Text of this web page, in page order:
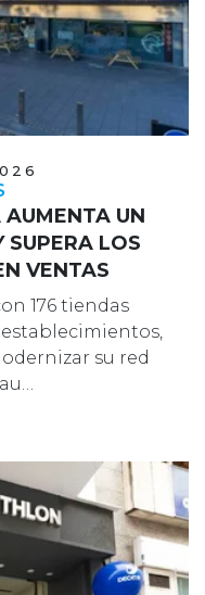
UN
SUPERA LOS
VENTAS
176 tiendas
su red